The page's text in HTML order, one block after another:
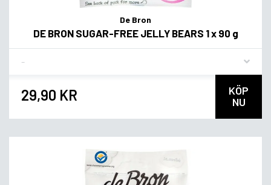
De Bron
DE BRON SUGAR-FREE JELLY BEARS 1 x 90 g
29,90 KR
KÖP
NU